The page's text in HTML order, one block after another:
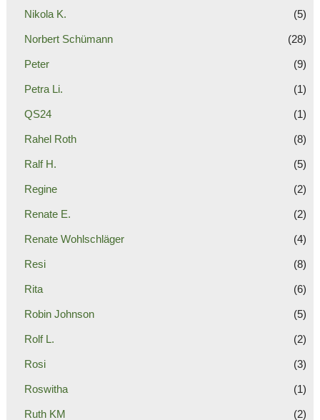
Nikola K. (5)
Norbert Schümann (28)
Peter (9)
Petra Li. (1)
QS24 (1)
Rahel Roth (8)
Ralf H. (5)
Regine (2)
Renate E. (2)
Renate Wohlschläger (4)
Resi (8)
Rita (6)
Robin Johnson (5)
Rolf L. (2)
Rosi (3)
Roswitha (1)
Ruth KM (2)